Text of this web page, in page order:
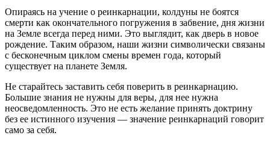
Опираясь на учение о реинкарнации, колдуны не бо­ятся
смерти как окончательного погружения в забвение, дня жизни
на Земле всегда перед ними. Это выглядит, как дверь в новое
рождение. Таким образом, наши жиз­ни символически связаны
с бесконечным циклом смены времен года, который
существует на планете Земля.
Не старайтесь заставить себя поверить в реинкарна­цию.
Большие знания не нужны для веры, для нее нужна
неосведомленность. Это не есть желание при­нять доктрину
без ее истинного изучения — значение реинкарнаций говорит
само за себя.